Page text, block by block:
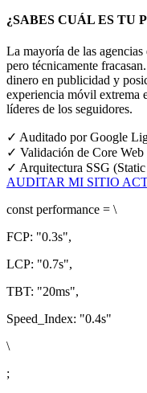
¿SABES CUÁL ES TU
La mayoría de las
pero técnicamente
dinero en publicidad y
experiencia móvil extrema
líderes de los seguidores.
✓ Auditado por Google
✓ Validación de Core
✓ Arquitectura SSG
AUDITAR MI SITIO
const performance = \
FCP: "0.3s",
LCP: "0.7s",
TBT: "20ms",
Speed_Index: "0.4s"
\
;